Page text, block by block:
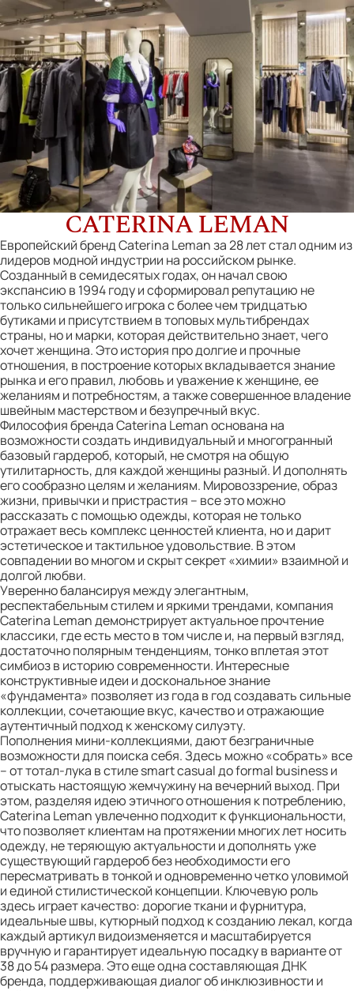
CATERINA LEMAN
Европейский бренд Caterina Leman за 28 лет стал одним из
лидеров модной индустрии на российском рынке.
Созданный в семидесятых годах, он начал свою
экспансию в 1994 году и сформировал репутацию не
только сильнейшего игрока с более чем тридцатью
бутиками и присутствием в топовых мультибрендах
страны, но и марки, которая действительно знает, чего
хочет женщина. Это история про долгие и прочные
отношения, в построение которых вкладывается знание
рынка и его правил, любовь и уважение к женщине, ее
желаниям и потребностям, а также совершенное владение
швейным мастерством и безупречный вкус.
Философия бренда Caterina Leman основана на
возможности создать индивидуальный и многогранный
базовый гардероб, который, не смотря на общую
утилитарность, для каждой женщины разный. И дополнять
его сообразно целям и желаниям. Мировоззрение, образ
жизни, привычки и пристрастия – все это можно
рассказать с помощью одежды, которая не только
отражает весь комплекс ценностей клиента, но и дарит
эстетическое и тактильное удовольствие. В этом
совпадении во многом и скрыт секрет «химии» взаимной и
долгой любви.
Уверенно балансируя между элегантным,
респектабельным стилем и яркими трендами, компания
Caterina Leman демонстрирует актуальное прочтение
классики, где есть место в том числе и, на первый взгляд,
достаточно полярным тенденциям, тонко вплетая этот
симбиоз в историю современности. Интересные
конструктивные идеи и доскональное знание
«фундамента» позволяет из года в год создавать сильные
коллекции, сочетающие вкус, качество и отражающие
аутентичный подход к женскому силуэту.
Пополнения мини-коллекциями, дают безграничные
возможности для поиска себя. Здесь можно «собрать» все
– от тотал-лука в стиле smart casual до formal business и
отыскать настоящую жемчужину на вечерний выход. При
этом, разделяя идею этичного отношения к потреблению,
Caterina Leman увлеченно подходит к функциональности,
что позволяет клиентам на протяжении многих лет носить
одежду, не теряющую актуальности и дополнять уже
существующий гардероб без необходимости его
пересматривать в тонкой и одновременно четко уловимой
и единой стилистической концепции. Ключевую роль
здесь играет качество: дорогие ткани и фурнитура,
идеальные швы, кутюрный подход к созданию лекал, когда
каждый артикул видоизменяется и масштабируется
вручную и гарантирует идеальную посадку в варианте от
38 до 54 размера. Это еще одна составляющая ДНК
бренда, поддерживающая диалог об инклюзивности и